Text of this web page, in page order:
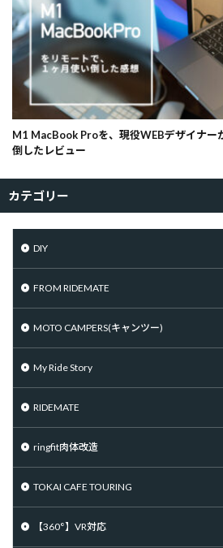
M1 MacBook Proを、現役WEBデザイナー
倒したレビュー
カテゴリー
DIY
FROM RIDEMATE
MOTO CAMPERS(キャンツー)
My Ride Story
RIDEMATE
ringfit肉体改造
TOKAI CAFE TOURING
【360°】VR対応